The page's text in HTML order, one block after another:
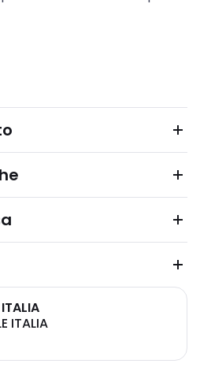
ITALIA